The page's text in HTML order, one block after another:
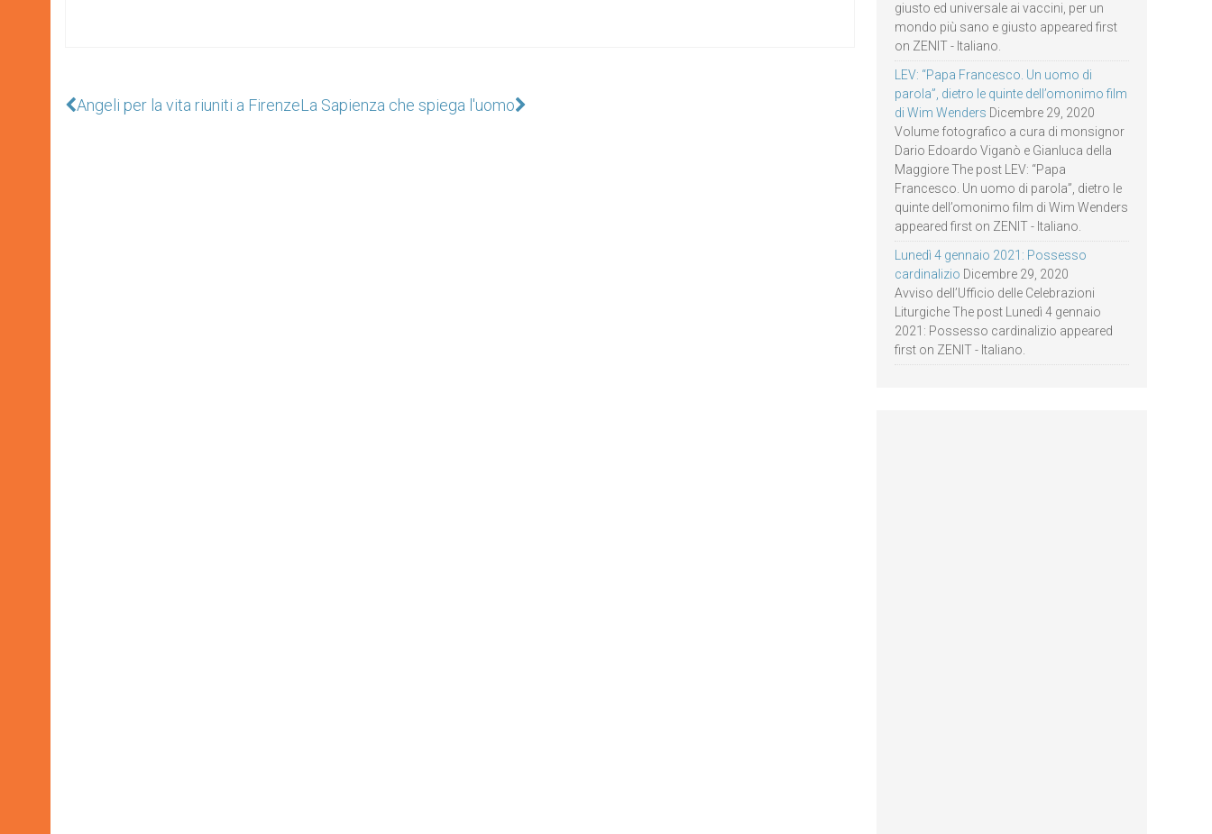
Angeli per la vita riuniti a FirenzeLa Sapienza che spiega l'uomo
giusto ed universale ai vaccini, per un
mondo più sano e giusto appeared first
on ZENIT - Italiano.
LEV: “Papa Francesco. Un uomo di
parola”, dietro le quinte dell’omonimo film
di Wim Wenders Dicembre 29, 2020
Volume fotografico a cura di monsignor
Dario Edoardo Viganò e Gianluca della
Maggiore The post LEV: “Papa
Francesco. Un uomo di parola”, dietro le
quinte dell’omonimo film di Wim Wenders
appeared first on ZENIT - Italiano.
Lunedì 4 gennaio 2021: Possesso
cardinalizio Dicembre 29, 2020
Avviso dell’Ufficio delle Celebrazioni
Liturgiche The post Lunedì 4 gennaio
2021: Possesso cardinalizio appeared
first on ZENIT - Italiano.